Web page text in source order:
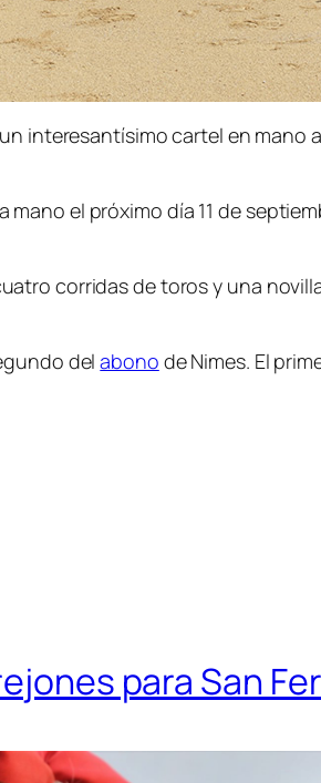
interesantísimo cartel en
mano el próximo día 11 de
corridas de toros y una
delabono de Nimes. El
para San